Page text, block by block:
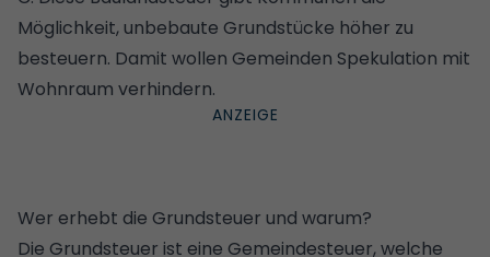
Möglichkeit, unbebaute Grundstücke höher zu
besteuern. Damit wollen Gemeinden Spekulation mit
Wohnraum verhindern.
Wer erhebt die Grundsteuer und warum?
Die Grundsteuer ist eine Gemeindesteuer, welche